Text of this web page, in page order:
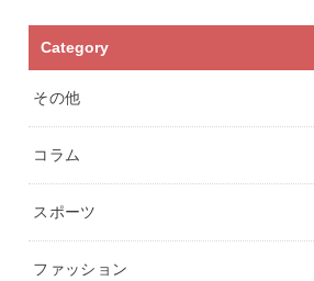
Category
その他
コラム
スポーツ
ファッション